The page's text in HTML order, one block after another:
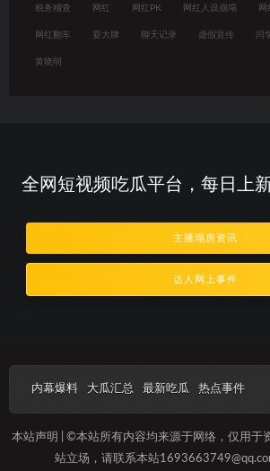
税务稽查 网红 网红PK 网红人设崩塌 网
网红翻车 耍大牌 聊天记录 虚假宣传 闫
黄晓明
全网短视频吃瓜平台，每日上
主播塌房资讯
达人网上事件
内幕爆料 大瓜汇总 最新吃瓜 热点事件
本站声明 | ©本站所有内容均来源于网络，仅用于
站立场，请联系本站